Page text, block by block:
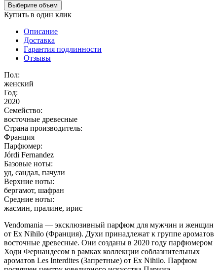
Выберите объем
Купить в один клик
Описание
Доставка
Гарантия подлинности
Отзывы
Пол:
женский
Год:
2020
Семейство:
восточные древесные
Страна производитель:
Франция
Парфюмер:
Jórdi Fernandez
Базовые ноты:
уд, сандал, пачули
Верхние ноты:
бергамот, шафран
Средние ноты:
жасмин, пралине, ирис
Vendomania — эксклюзивный парфюм для мужчин и женщин
от Ex Nihilo (Франция). Духи принадлежат к группе ароматов
восточные древесные. Они созданы в 2020 году парфюмером
Ходи Фернандесом в рамках коллекции соблазнительных
ароматов Les Interdites (Запретные) от Ex Nihilo. Парфюм